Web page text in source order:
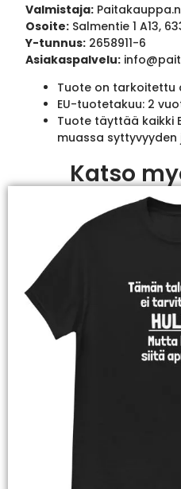
Valmistaja:
Osoite: Salmentie 1 A13,
Y-tunnus: 2658911-6
Asiakaspalvelu:
Tuote on tarkoitettu
EU-tuotetakuu: 2
Tuote täyttää kaikki
muassa
Katso